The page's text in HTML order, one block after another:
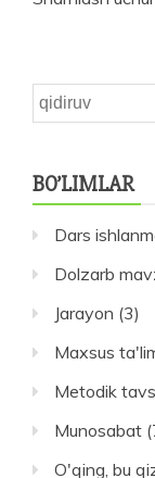
Qidirshish:
BO’LIMLAR
Dars
Dolzarb
Jarayon (3)
Maxsus
Metodik
Munosabat
O'qing, bu